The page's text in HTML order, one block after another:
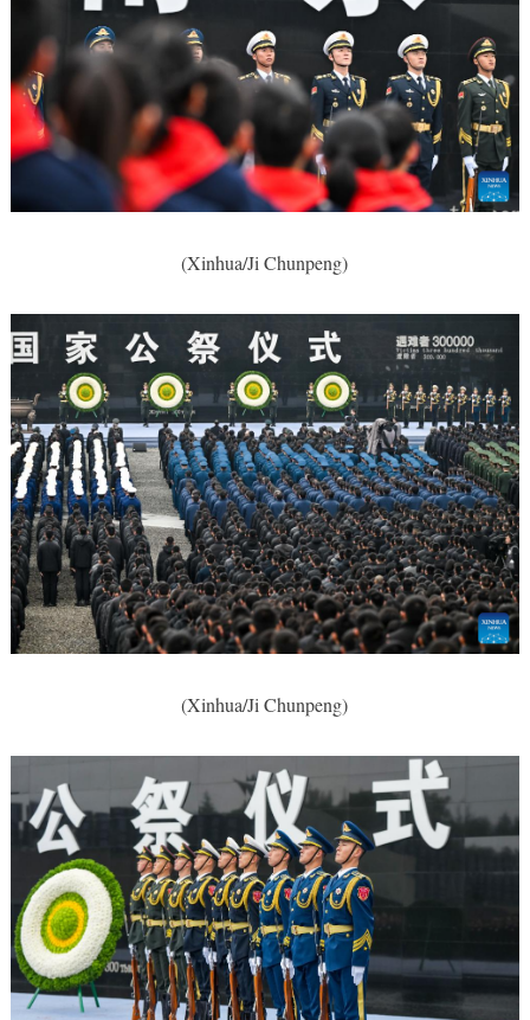
(Xinhua/Ji Chunpeng)
(Xinhua/Ji Chunpeng)